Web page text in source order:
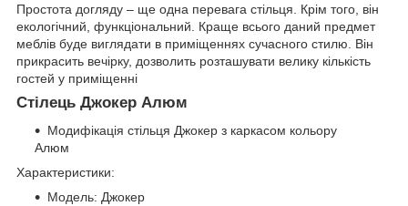
Простота догляду – ще одна перевага стільця. Крім того, він
екологічний, функціональний. Краще всього даний предмет
меблів буде виглядати в приміщеннях сучасного стилю. Він
прикрасить вечірку, дозволить розташувати велику кількість
гостей у приміщенні
Стілець Джокер Алюм
Модифікація стільця Джокер з каркасом кольору
Алюм
Характеристики:
Модель: Джокер